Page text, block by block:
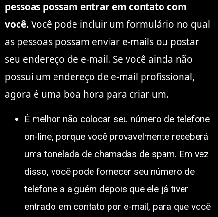
pessoas possam entrar em contato com
você.Você pode incluir um formulário no qual
as pessoas possam enviar e-mails ou postar
seu endereço de e-mail. Se você ainda não
possui um endereço de e-mail profissional,
agora é uma boa hora para criar um.
É melhor não colocar seu número de telefone
on-line, porque você provavelmente receberá
uma tonelada de chamadas de spam. Em vez
disso, você pode fornecer seu número de
telefone a alguém depois que ele já tiver
entrado em contato por e-mail, para que você